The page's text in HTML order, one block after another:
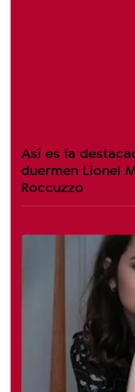
Así es la
duermen Lionel
Roccuzzo